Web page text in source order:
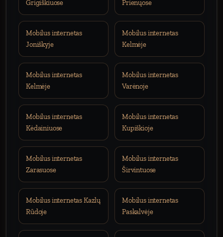
Grigiškiuose
Prienųose
Mobilus internetas
Joniškyje
Mobilus internetas
Kelmėje
Mobilus internetas
Kelmėje
Mobilus internetas
Varėnoje
Mobilus internetas
Kėdainiuose
Mobilus internetas
Kupiškioje
Mobilus internetas
Zarasuose
Mobilus internetas
Širvintuose
Mobilus internetas Kazlų
Rūdoje
Mobilus internetas
Paskalvėje